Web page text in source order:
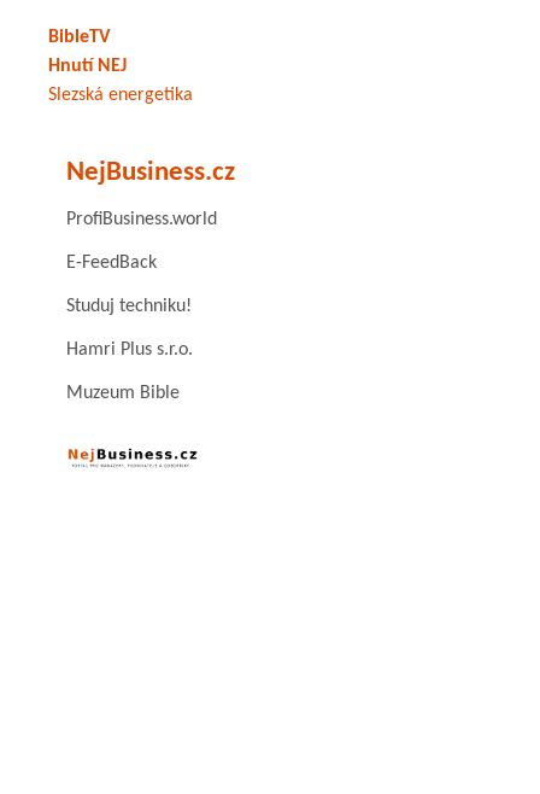
BibleTV
Hnutí NEJ
Slezská energetika
NejBusiness.cz
ProfiBusiness.world
E-FeedBack
Studuj techniku!
Hamri Plus s.r.o.
Muzeum Bible